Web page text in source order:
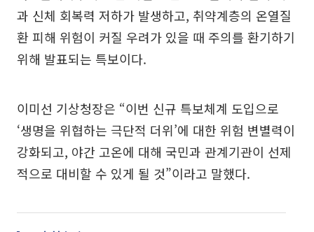
과 신체 회복력 저하가 발생하고, 취약계층의 온열질
환 피해 위험이 커질 우려가 있을 때 주의를 환기하기
위해 발표되는 특보이다.
이미선 기상청장은 “이번 신규 특보체계 도입으로
‘생명을 위협하는 극단적 더위’에 대한 위험 변별력이
강화되고, 야간 고온에 대해 국민과 관계기관이 선제
적으로 대비할 수 있게 될 것”이라고 말했다.